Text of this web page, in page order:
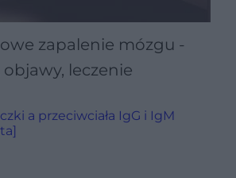
zapalenie mózgu -
objawy, leczenie